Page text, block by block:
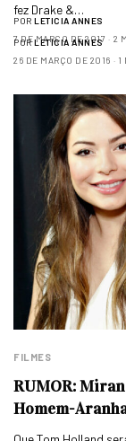
POR LETICIA ANNES
7 DE MARÇO DE 2017
2
fez Drake &…
POR LETICIA ANNES
26 DE MARÇO DE 2016
1
FILMES
RUMOR:
Homem-